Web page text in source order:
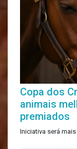
Copa dos
animais
premiados
Iniciativa será